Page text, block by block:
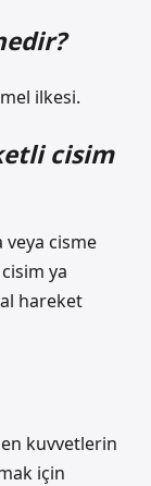
ilkesi.
cisim
cisme
ya
hareket
kuvvetlerin
için